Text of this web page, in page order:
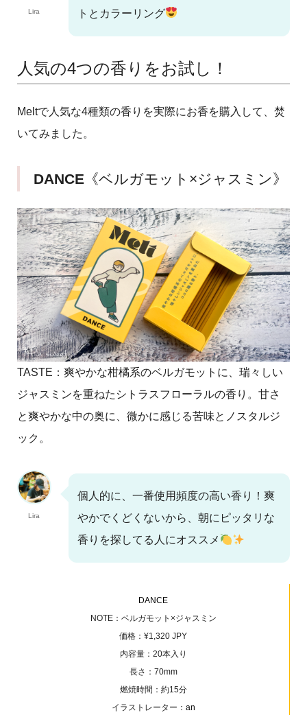
Lira トとカラーリング
人気の4つの香りをお試し！
Meltで人気な4種類の香りを実際にお香を購入して、焚
いてみました。
DANCE 《ベルガモット×ジャスミン》
TASTE：爽やかな柑橘系のベルガモットに、瑞々しい
ジャスミンを重ねたシトラスフローラルの香り。甘さ
と爽やかな中の奥に、微かに感じる苦味とノスタルジ
ック。
Lira
個人的に、一番使用頻度の高い香り！爽
やかでくどくないから、朝にピッタリな
香りを探してる人にオススメ
DANCE
NOTE：ベルガモット×ジャスミン
価格：¥1,320 JPY
内容量：20本入り
長さ：70mm
燃焼時間：約15分
イラストレーター： an